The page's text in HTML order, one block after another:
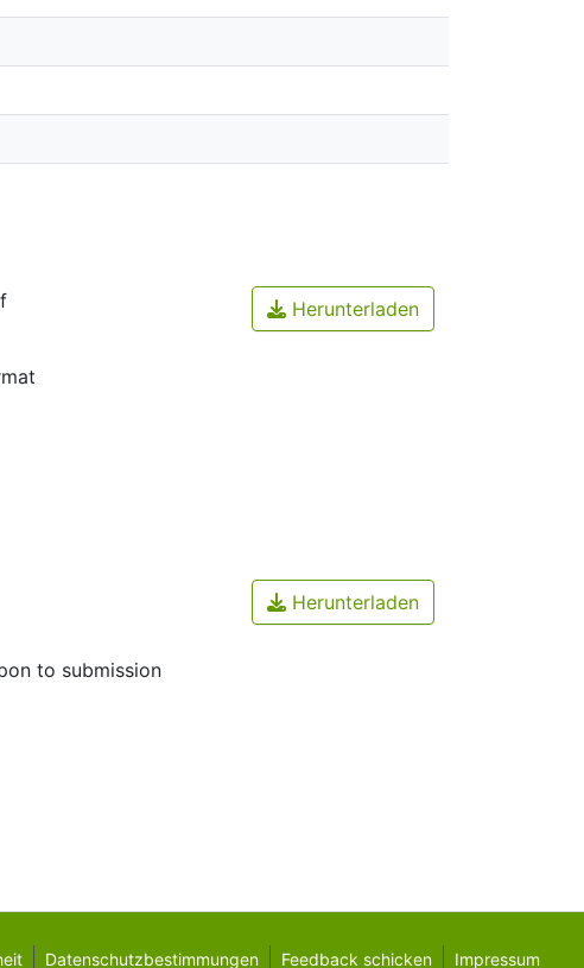
Herunterladen
to submission
Herunterladen
Datenschutzbestimmungen Feedback schicken Impressum